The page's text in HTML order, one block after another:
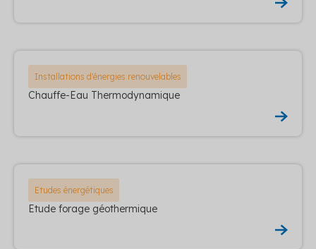
Installations d'énergies renouvelables
Chauffe-Eau Thermodynamique
Etudes énergétiques
Etude forage géothermique